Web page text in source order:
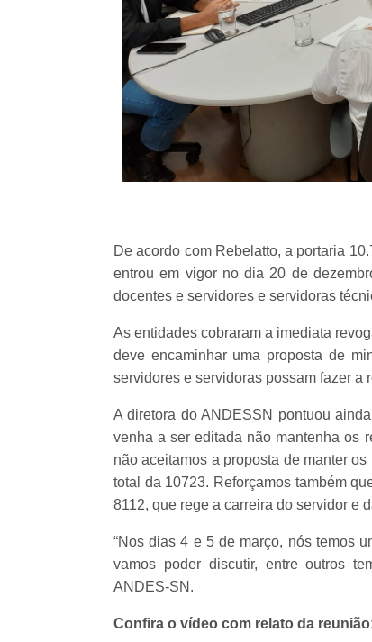
De acordo com Rebelatto, a portaria
entrou em vigor no dia 20 de
docentes e servidores e servidoras
As entidades cobraram a imediata
deve encaminhar uma proposta de
servidores e servidoras possam fazer a
A diretora do ANDESSN pontuou
venha a ser editada não mantenha os
não aceitamos a proposta de manter
total da 10723. Reforçamos também
8112, que rege a carreira do servidor e
“Nos dias 4 e 5 de março, nós temos
vamos poder discutir, entre outros
ANDES-SN.
Confira o vídeo com relato da